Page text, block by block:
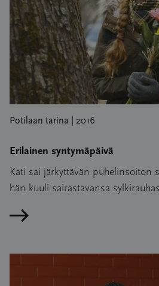
Potilaan tarina | 2016
Erilainen syntymäpäivä
Kati sai järkyttävän puhelinsoiton
hän kuuli sairastavansa
Lue artikkeli